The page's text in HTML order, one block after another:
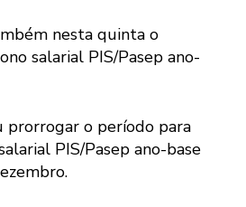
nesta quinta o
salarial PIS/Pasep ano-
prorrogar o período para
PIS/Pasep ano-base